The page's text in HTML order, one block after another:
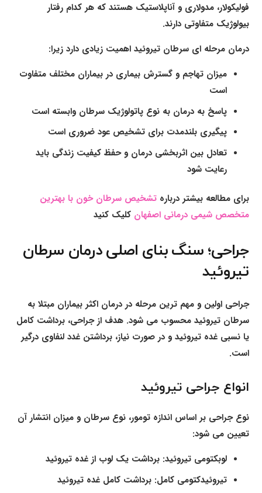
فولیکولار، مدولاری و آناپلاستیک هستند که هر کدام رفتار
بیولوژیک متفاوتی دارند.
درمان مرحله ای سرطان تیروئید اهمیت زیادی دارد زیرا:
میزان تهاجم و گسترش بیماری در بیماران مختلف متفاوت
است
پاسخ به درمان به نوع پاتولوژیک سرطان وابسته است
پیگیری بلندمدت برای تشخیص عود ضروری است
تعادل بین اثربخشی درمان و حفظ کیفیت زندگی باید
رعایت شود
برای مطالعه بیشتر دربارهتشخیص سرطان خون با بهترین
متخصص شیمی درمانی اصفهان کلیک کنید
جراحی؛ سنگ بنای اصلی درمان سرطان
تیروئید
جراحی اولین و مهم ترین مرحله در درمان اکثر بیماران مبتلا به
سرطان تیروئید محسوب می شود. هدف از جراحی، برداشت کامل
یا نسبی غده تیروئید و در صورت نیاز، برداشتن غدد لنفاوی درگیر
است.
انواع جراحی تیروئید
نوع جراحی بر اساس اندازه تومور، نوع سرطان و میزان انتشار آن
تعیین می شود:
لوبکتومی تیروئید: برداشت یک لوب از غده تیروئید
تیروئیدکتومی کامل: برداشت کامل غده تیروئید